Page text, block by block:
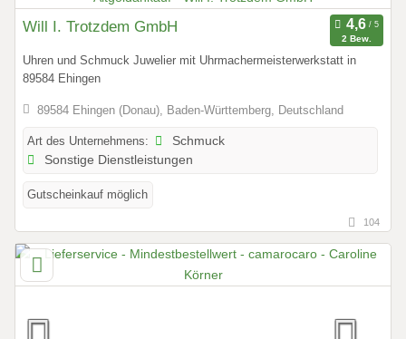
Will I. Trotzdem GmbH
2 Bew.
Uhren und Schmuck Juwelier mit Uhrmachermeisterwerkstatt in
89584 Ehingen
89584 Ehingen (Donau), Baden-Württemberg, Deutschland
Art des Unternehmens:
Schmuck
Sonstige Dienstleistungen
Gutscheinkauf möglich
104